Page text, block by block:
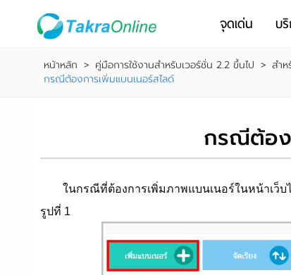
จุดเด่น บ
หน้าหลัก > คู่มือการใช้งานสำหรับเวอร์ชั่น 2.2 ขึ้นไป > สำห
กรณีต้องการเพิ่มแบนเนอร์สไลด์
กรณีต้อง
ในกรณีที่ต้องการเพิ่มภาพแบนเนอร์ในหน้าเว็บ
รูปที่ 1